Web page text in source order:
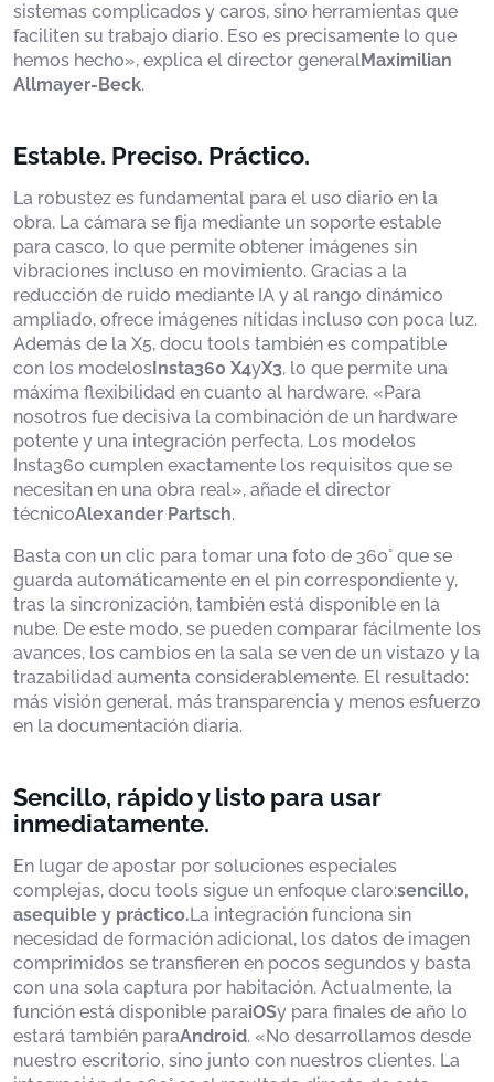
sistemas complicados y caros, sino herramientas que
faciliten su trabajo diario. Eso es precisamente lo que
hemos hecho», explica el director generalMaximilian
Allmayer-Beck.
Estable. Preciso. Práctico.
La robustez es fundamental para el uso diario en la
obra. La cámara se fija mediante un soporte estable
para casco, lo que permite obtener imágenes sin
vibraciones incluso en movimiento. Gracias a la
reducción de ruido mediante IA y al rango dinámico
ampliado, ofrece imágenes nítidas incluso con poca luz.
Además de la X5, docu tools también es compatible
con los modelosInsta360 X4yX3, lo que permite una
máxima flexibilidad en cuanto al hardware. «Para
nosotros fue decisiva la combinación de un hardware
potente y una integración perfecta. Los modelos
Insta360 cumplen exactamente los requisitos que se
necesitan en una obra real», añade el director
técnicoAlexander Partsch.
Basta con un clic para tomar una foto de 360° que se
guarda automáticamente en el pin correspondiente y,
tras la sincronización, también está disponible en la
nube. De este modo, se pueden comparar fácilmente los
avances, los cambios en la sala se ven de un vistazo y la
trazabilidad aumenta considerablemente. El resultado:
más visión general, más transparencia y menos esfuerzo
en la documentación diaria.
Sencillo, rápido y listo para usar
inmediatamente.
En lugar de apostar por soluciones especiales
complejas, docu tools sigue un enfoque claro:sencillo,
asequible y práctico.La integración funciona sin
necesidad de formación adicional, los datos de imagen
comprimidos se transfieren en pocos segundos y basta
con una sola captura por habitación. Actualmente, la
función está disponible paraiOSy para finales de año lo
estará también paraAndroid. «No desarrollamos desde
nuestro escritorio, sino junto con nuestros clientes. La